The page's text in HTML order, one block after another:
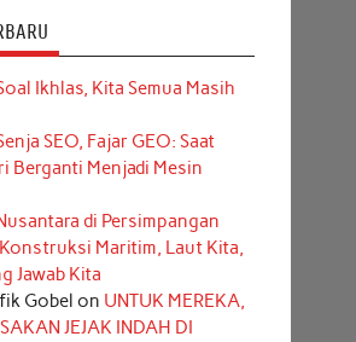
Ikhlas, Kita Semua Masih
SEO, Fajar GEO: Saat
Berganti Menjadi Mesin
di Persimpangan
Maritim, Laut Kita,
Jawab Kita
Gobel on UNTUK MEREKA,
JEJAK INDAH DI